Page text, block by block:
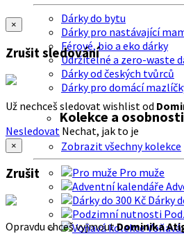
Dárky do bytu
Dárky pro nastávající
Férové, bio a eko dárky
Udržitelné a zero-waste
Dárky od českých tvůrců
Dárky pro domácí
Kolekce a osobnosti
Zobrazit všechny kolekce
Pro muže
Dárky
×
Zrušit sledování
Už nechceš sledovat wishlist od
Nesledovat Nechat, jak to je
×
Zrušit
Opravdu chceš vyjmoutDominika